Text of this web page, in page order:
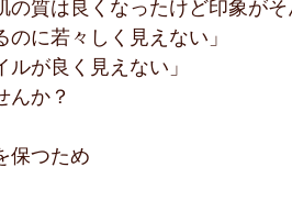
の質は良くなったけど印象がそ
のに若々しく見えない」
ルが良く見えない」
んか？
保つため